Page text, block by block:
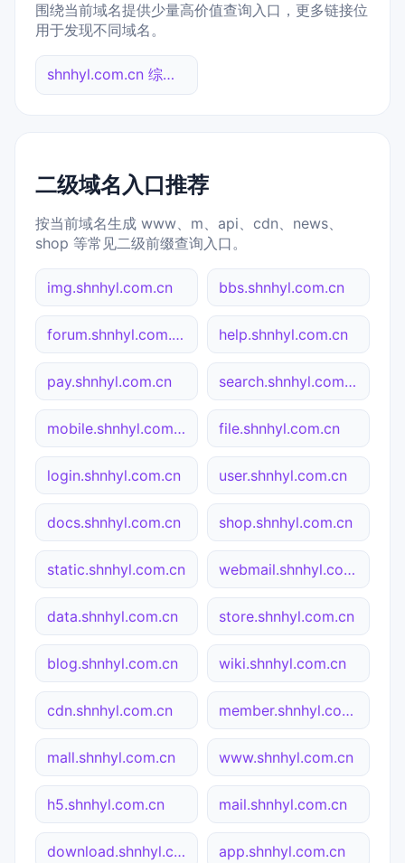
围绕当前域名提供少量高价值查询入口，更多链接位
用于发现不同域名。
shnhyl.com.cn 综合查询
二级域名入口推荐
按当前域名生成 www、m、api、cdn、news、
shop 等常见二级前缀查询入口。
img.shnhyl.com.cn bbs.shnhyl.com.cn
forum.shnhyl.com.cn help.shnhyl.com.cn
pay.shnhyl.com.cn search.shnhyl.com.cn
mobile.shnhyl.com.cn file.shnhyl.com.cn
login.shnhyl.com.cn user.shnhyl.com.cn
docs.shnhyl.com.cn shop.shnhyl.com.cn
static.shnhyl.com.cn webmail.shnhyl.com.cn
data.shnhyl.com.cn store.shnhyl.com.cn
blog.shnhyl.com.cn wiki.shnhyl.com.cn
cdn.shnhyl.com.cn member.shnhyl.com.cn
mall.shnhyl.com.cn www.shnhyl.com.cn
h5.shnhyl.com.cn mail.shnhyl.com.cn
download.shnhyl.com.cn app.shnhyl.com.cn